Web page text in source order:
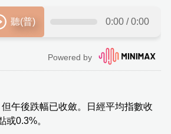
午後跌幅已收斂。日經平均指數收
或0.3%。